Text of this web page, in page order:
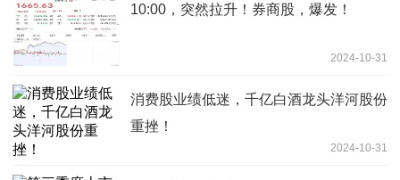
10:00，突然拉升！券商股，爆发！
2024-10-31
消费股业绩低迷，千亿白酒龙头洋河股份
重挫！
2024-10-31